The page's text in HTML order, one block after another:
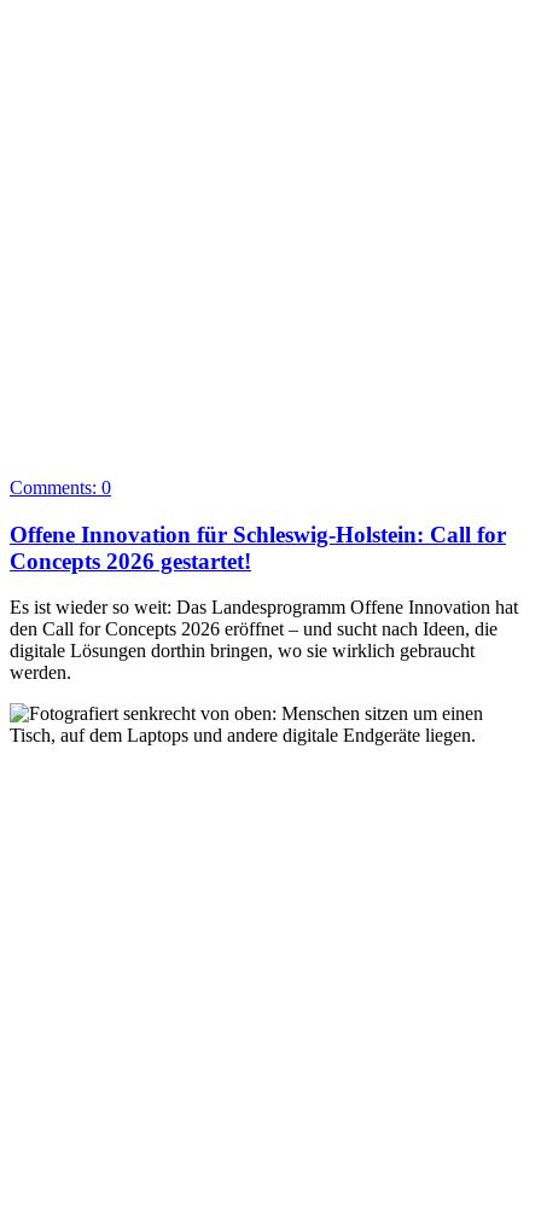
Comments: 0
Offene Innovation für Schleswig-Holstein: Call for
Concepts 2026 gestartet!
Es ist wieder so weit: Das Landesprogramm Offene Innovation hat
den Call for Concepts 2026 eröffnet – und sucht nach Ideen, die
digitale Lösungen dorthin bringen, wo sie wirklich gebraucht
werden.